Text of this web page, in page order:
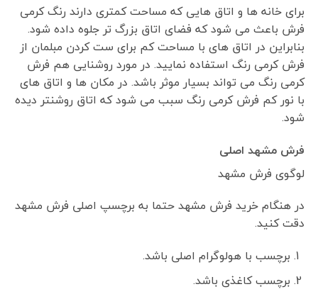
برای خانه ها و اتاق هایی که مساحت کمتری دارند رنگ کرمی
فرش باعث می شود که فضای اتاق بزرگ تر جلوه داده شود.
بنابراین در اتاق های با مساحت کم برای ست کردن مبلمان از
فرش کرمی رنگ استفاده نمایید. در مورد روشنایی هم فرش
کرمی رنگ می تواند بسیار موثر باشد. در مکان ها و اتاق های
با نور کم فرش کرمی رنگ سبب می شود که اتاق روشنتر دیده
شود.
فرش مشهد اصلی
لوگوی فرش مشهد
در هنگام خرید فرش مشهد حتما به برچسپ اصلی فرش مشهد
دقت کنید.
برچسب با هولوگرام اصلی باشد.
برچسب کاغذی باشد.